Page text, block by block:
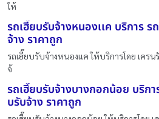
ให้
รถเฮี๊ยบรับจ้างหนองเเค บริการ ร
จ้าง ราคาถูก
รถเฮี๊ยบรับจ้างหนองเเค ให้บริการโดย เคร
จ้
รถเฮี๊ยบรับจ้างบางกอกน้อย บริกา
บรับจ้าง ราคาถูก